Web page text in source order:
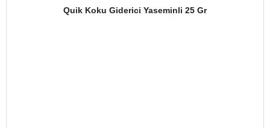
Quik Koku Giderici Yaseminli 25 Gr